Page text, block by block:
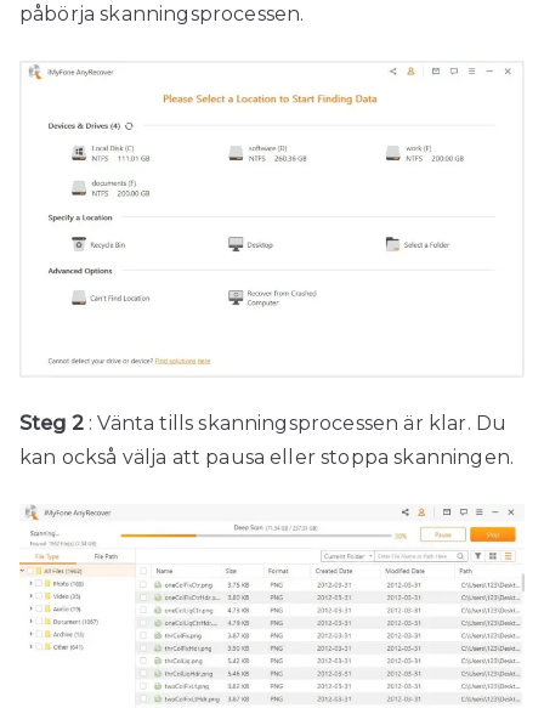
påbörja skanningsprocessen.
Steg 2: Vänta tills skanningsprocessen är klar. Du
kan också välja att pausa eller stoppa skanningen.